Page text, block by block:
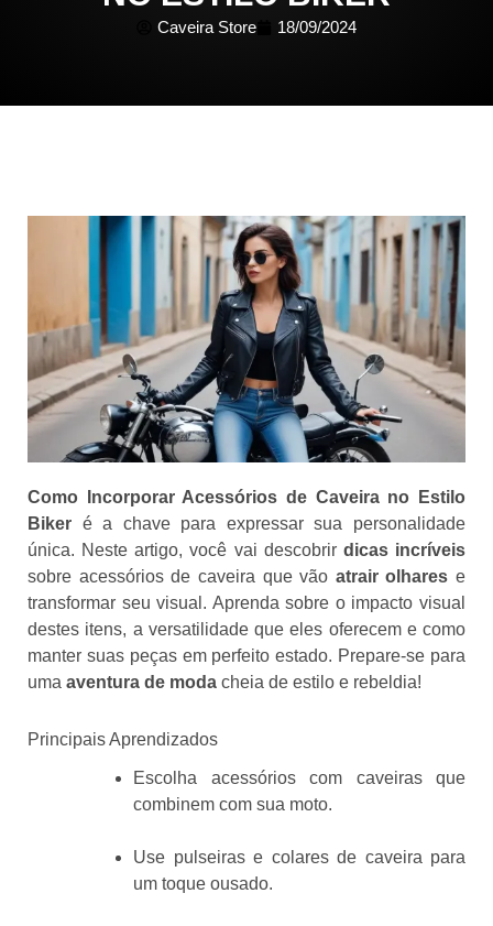
Caveira Store 18/09/2024
Como Incorporar Acessórios de Caveira no Estilo
Biker é a chave para expressar sua personalidade
única. Neste artigo, você vai descobrir dicas incríveis
sobre acessórios de caveira que vão atrair olhares e
transformar seu visual. Aprenda sobre o impacto visual
destes itens, a versatilidade que eles oferecem e como
manter suas peças em perfeito estado. Prepare-se para
uma aventura de moda cheia de estilo e rebeldia!
Principais Aprendizados
Escolha acessórios com caveiras que
combinem com sua moto.
Use pulseiras e colares de caveira para
um toque ousado.